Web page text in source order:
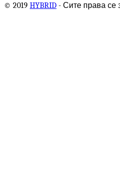
© 2019 HYBRID - Сите права се